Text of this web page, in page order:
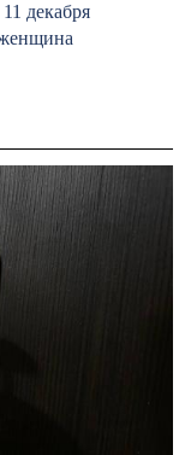
декабря